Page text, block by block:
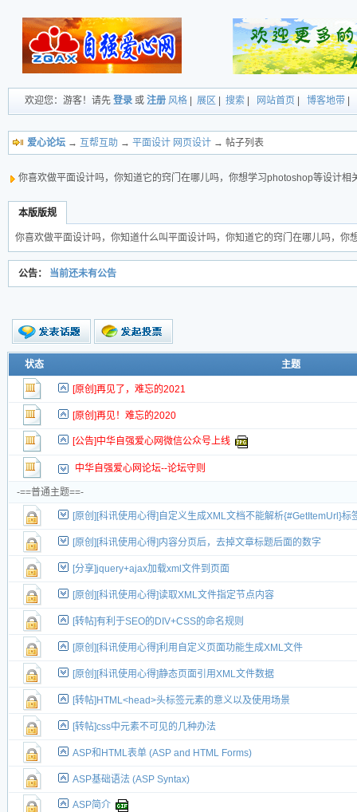
欢迎您：游客！请先 登录 或 注册 风格 展区 搜索 网站首页 博客地带
爱心论坛 → 互帮互助 → 平面设计 网页设计 → 帖子列表
你喜欢做平面设计吗，你知道它的窍门在哪儿吗，你想学习photoshop等设计相
本版版规
你喜欢做平面设计吗，你知道什么叫平面设计吗，你知道它的窍门在哪儿吗，
公告： 当前还未有公告
新的主题
新小字报
状态 主题
[原创]再见了，难忘的2021
[原创]再见！难忘的2020
[公告]中华自强爱心网微信公众号上线
中华自强爱心网论坛--论坛守则
-==普通主题==-
[原创][科讯使用心得]自定义生成XML文档不能解析{#GetItemUrl}标
[原创][科讯使用心得]内容分页后，去掉文章标题后面的数字
[分享]jquery+ajax加载xml文件到页面
[原创][科讯使用心得]读取XML文件指定节点内容
[转帖]有利于SEO的DIV+CSS的命名规则
[原创][科讯使用心得]利用自定义页面功能生成XML文件
[原创][科讯使用心得]静态页面引用XML文件数据
[转帖]HTML<head>头标签元素的意义以及使用场景
[转帖]css中元素不可见的几种办法
ASP和HTML表单 (ASP and HTML Forms)
ASP基础语法 (ASP Syntax)
ASP简介